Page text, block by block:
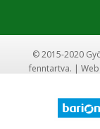
© 2015-2020
fenntartva. |